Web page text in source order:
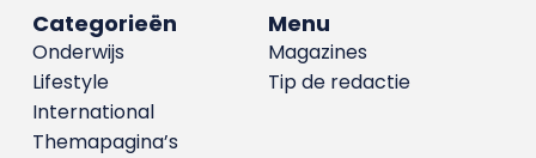
Menu
Magazines
Tip de redactie
Categorieën
Onderwijs
Lifestyle
International
Themapagina’s